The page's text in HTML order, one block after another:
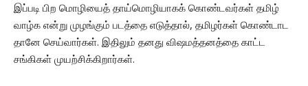
இப்படி பிற மொழியைத் தாய்மொழியாகக் கொண்டவர்கள் தமிழ்
வாழ்க என்று முழங்கும் படத்தை எடுத்தால், தமிழர்கள் கொண்டாட
தானே செய்வார்கள். இதிலும் தனது விஷமத்தனத்தை காட்ட
சங்கிகள் முயற்சிக்கிறார்கள்.